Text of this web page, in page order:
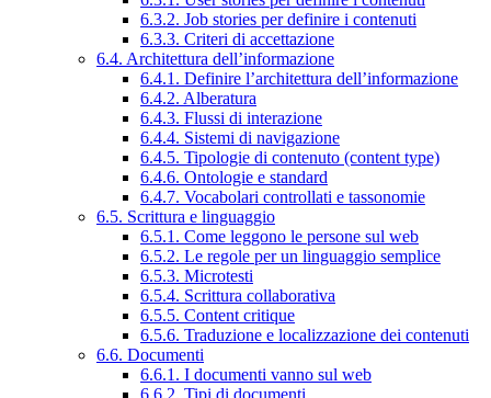
6.3.2. Job stories per definire i contenuti
6.3.3. Criteri di accettazione
6.4. Architettura dell’informazione
6.4.1. Definire l’architettura dell’informazione
6.4.2. Alberatura
6.4.3. Flussi di interazione
6.4.4. Sistemi di navigazione
6.4.5. Tipologie di contenuto (content type)
6.4.6. Ontologie e standard
6.4.7. Vocabolari controllati e tassonomie
6.5. Scrittura e linguaggio
6.5.1. Come leggono le persone sul web
6.5.2. Le regole per un linguaggio semplice
6.5.3. Microtesti
6.5.4. Scrittura collaborativa
6.5.5. Content critique
6.5.6. Traduzione e localizzazione dei contenuti
6.6. Documenti
6.6.1. I documenti vanno sul web
6.6.2. Tipi di documenti